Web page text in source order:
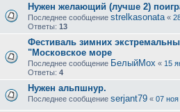
Нужен желающий (лучше 2)
Последнее сообщение strelkasonata «
Ответы: 13
Фестиваль зимних
"Московское море
Последнее сообщение БелыйМох « 15
Ответы: 4
Нужен альпшнур.
Последнее сообщение serjant79 « 07